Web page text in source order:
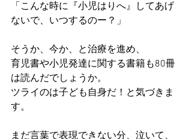
「こんな時に『小児はりへ』してあげ
ないで、いつするのー？」
そうか、今か、と治療を進め、
育児書や小児発達に関する書籍も80冊
は読んだでしょうか。
ツライのは子ども自身だ！と気づきま
す。
まだ言葉で表現できない分、泣いて、